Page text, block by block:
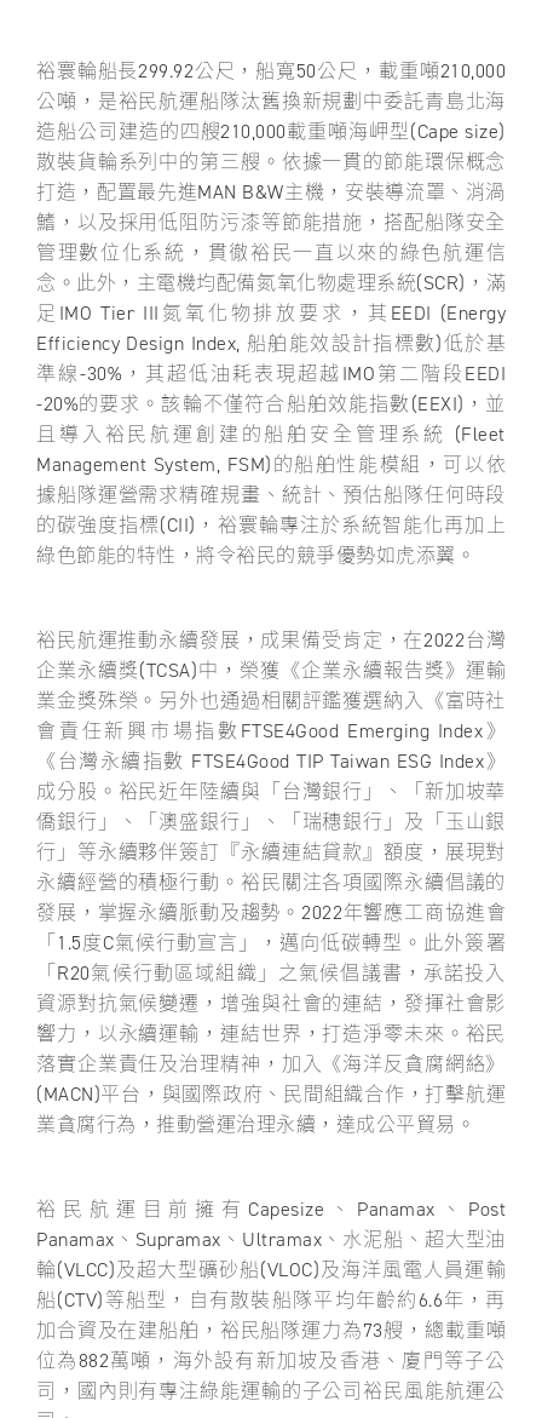
裕寰輪船長299.92公尺，船寬50公尺，載重噸210,000
公噸，是裕民航運船隊汰舊換新規劃中委託青島北海
造船公司建造的四艘210,000載重噸海岬型(Cape size)
散裝貨輪系列中的第三艘。依據一貫的節能環保概念
打造，配置最先進MAN B&W主機，安裝導流罩、消渦
鰭，以及採用低阻防污漆等節能措施，搭配船隊安全
管理數位化系統，貫徹裕民一直以來的綠色航運信
念。此外，主電機均配備氮氧化物處理系統(SCR)，滿
足IMO Tier III氮氧化物排放要求，其EEDI (Energy
Efficiency Design Index, 船舶能效設計指標數)低於基
準線-30%，其超低油耗表現超越IMO第二階段EEDI
-20%的要求。該輪不僅符合船舶效能指數(EEXI)，並
且導入裕民航運創建的船舶安全管理系統 (Fleet
Management System, FSM)的船舶性能模組，可以依
據船隊運營需求精確規畫、統計、預估船隊任何時段
的碳強度指標(CII)，裕寰輪專注於系統智能化再加上
綠色節能的特性，將令裕民的競爭優勢如虎添翼。
裕民航運推動永續發展，成果備受肯定，在2022台灣
企業永續獎(TCSA)中，榮獲《企業永續報告獎》運輸
業金獎殊榮。另外也通過相關評鑑獲選納入《富時社
會責任新興市場指數FTSE4Good Emerging Index》
《台灣永續指數 FTSE4Good TIP Taiwan ESG Index》
成分股。裕民近年陸續與「台灣銀行」、「新加坡華
僑銀行」、「澳盛銀行」、「瑞穗銀行」及「玉山銀
行」等永續夥伴簽訂『永續連結貸款』額度，展現對
永續經營的積極行動。裕民關注各項國際永續倡議的
發展，掌握永續脈動及趨勢。2022年響應工商協進會
「1.5度C氣候行動宣言」，邁向低碳轉型。此外簽署
「R20氣候行動區域組織」之氣候倡議書，承諾投入
資源對抗氣候變遷，增強與社會的連結，發揮社會影
響力，以永續運輸，連結世界，打造淨零未來。裕民
落實企業責任及治理精神，加入《海洋反貪腐網絡》
(MACN)平台，與國際政府、民間組織合作，打擊航運
業貪腐行為，推動營運治理永續，達成公平貿易。
裕民航運目前擁有Capesize、Panamax、Post
Panamax、Supramax、Ultramax、水泥船、超大型油
輪(VLCC)及超大型礦砂船(VLOC)及海洋風電人員運輸
船(CTV)等船型，自有散裝船隊平均年齡約6.6年，再
加合資及在建船舶，裕民船隊運力為73艘，總載重噸
位為882萬噸，海外設有新加坡及香港、廈門等子公
司，國內則有專注綠能運輸的子公司裕民風能航運公